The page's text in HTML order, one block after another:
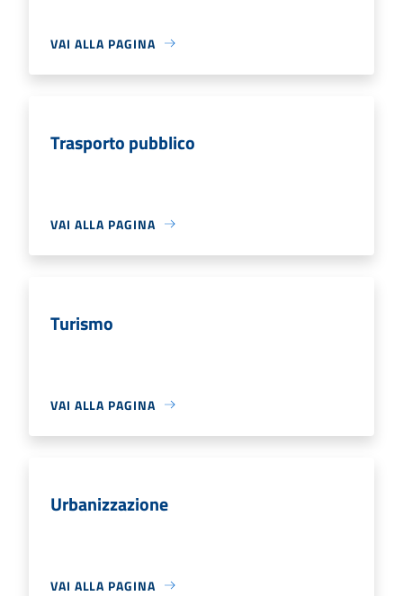
VAI ALLA PAGINA
Trasporto pubblico
VAI ALLA PAGINA
Turismo
VAI ALLA PAGINA
Urbanizzazione
VAI ALLA PAGINA